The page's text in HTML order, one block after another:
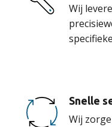
Wij
Snelle
Wij